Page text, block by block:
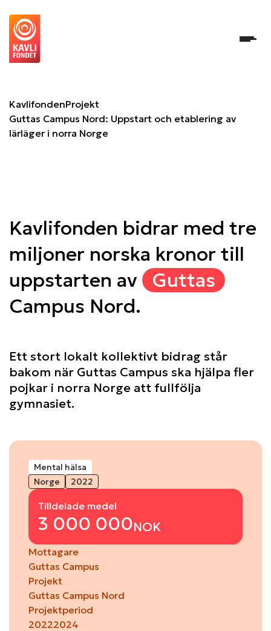
KavlifondenProjekt
Guttas Campus Nord: Uppstart och etablering av
lärläger i norra Norge
Kavlifonden bidrar med tre
miljoner norska kronor till
uppstarten av
Guttas
Campus Nord.
Ett stort lokalt kollektivt bidrag står
bakom när Guttas Campus ska hjälpa fler
pojkar i norra Norge att fullfölja
gymnasiet.
Mental hälsa
Norge
2022
Tilldelade medel
3 000 000NOK
Mottagare
Guttas Campus
Projekt
Guttas Campus Nord
Projektperiod
20222024